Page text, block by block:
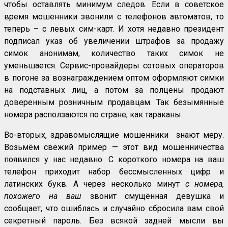
чтобы оставлять минимум следов. Если в советское
время мошенники звонили с телефонов автоматов, то
теперь – с левых сим-карт. И хотя недавно президент
подписал указ об увеличении штрафов за продажу
симок анонимам, количество таких симок не
уменьшается. Сервис-провайдеры сотовых операторов
в погоне за вознаграждением оптом оформляют симки
на подставных лиц, а потом за полцены продают
доверенным розничным продавцам. Так безымянные
номера расползаются по стране, как тараканы.
Во-вторых, здравомыслящие мошенники знают меру.
Возьмём свежий пример — этот вид мошенничества
появился у нас недавно. С короткого номера на ваш
телефон приходит набор бессмысленных цифр и
латинских букв. А через несколько минут с номера,
похожего на ваш звонит смущённая девушка и
сообщает, что ошиблась и случайно сбросила вам свой
секретный пароль. Без всякой задней мысли вы